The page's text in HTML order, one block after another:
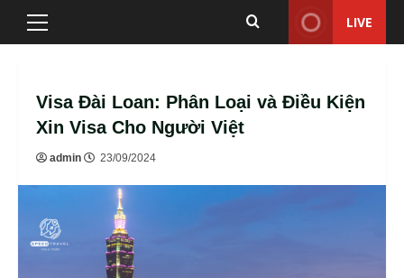
Skip
Primary
LIVE
Visa Đài Loan: Phân Loại và Điều Kiện
Xin Visa Cho Người Việt
admin 23/09/2024